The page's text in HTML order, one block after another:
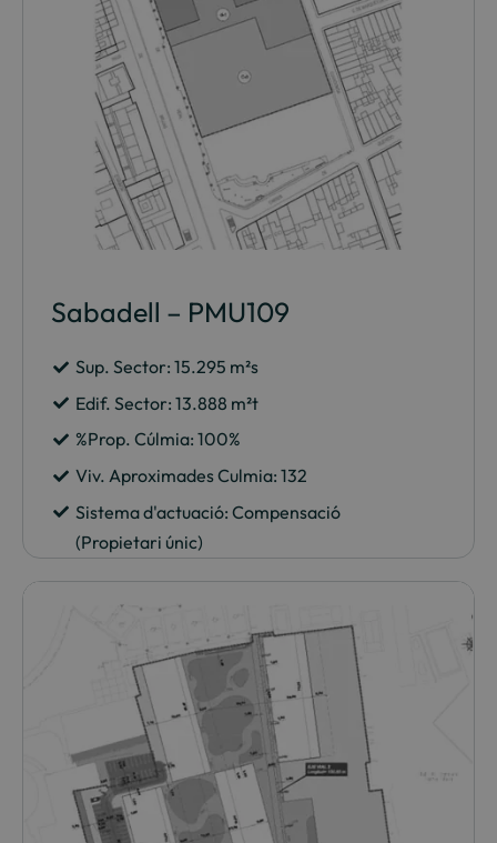
Sabadell – PMU109
Sup. Sector: 15.295 m²s
Edif. Sector: 13.888 m²t
%Prop. Cúlmia: 100%
Viv. Aproximades Culmia: 132
Sistema d'actuació: Compensació
(Propietari únic)